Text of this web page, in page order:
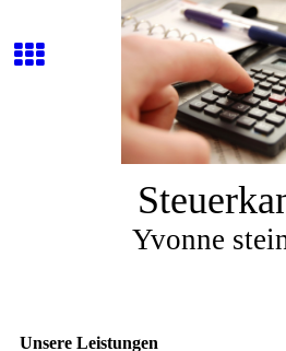
Yvonne
Unsere Leistungen